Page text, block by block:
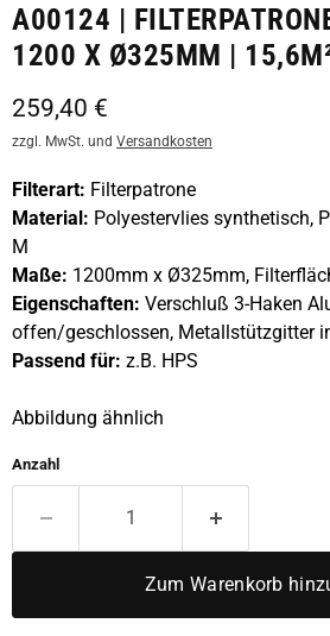
A00124 |
1200 X Ø325MM |
Aktueller Preis
259,40 €
zzgl. MwSt. und Versandkosten
Filterart: Filterpatrone
Material: Polyestervlies synthetisch,
M
Maße: 1200mm x Ø325mm,
Eigenschaften: Verschluß 3-Haken
offen/geschlossen, Metallstützgitter
Passend für: z.B. HPS
Abbildung ähnlich
Anzahl
Zum Warenkorb